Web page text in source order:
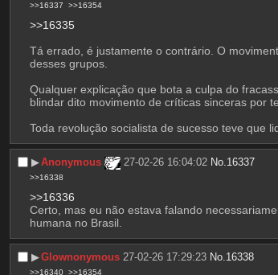
>>16337 >>16354
>>16335
Tá errado, é justamente o contrário. O
desses grupos.
Qualquer explicação que bota a culpa do
blindar dito movimento de críticas sinceras por
Toda revolução socialista de sucesso teve que
▶︎Anonymous 27-02-26 16:04:02 No.16337
>>16338
>>16336
Certo, mas eu não estava falando
humana no Brasil.
▶︎Glownonymous 27-02-26 17:29:23 No.16338
>>16340 >>16354